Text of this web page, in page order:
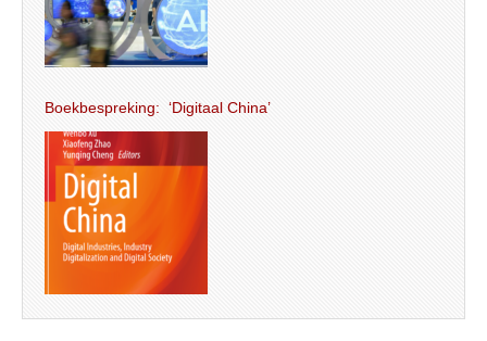
Boekbespreking: ‘Digitaal China’